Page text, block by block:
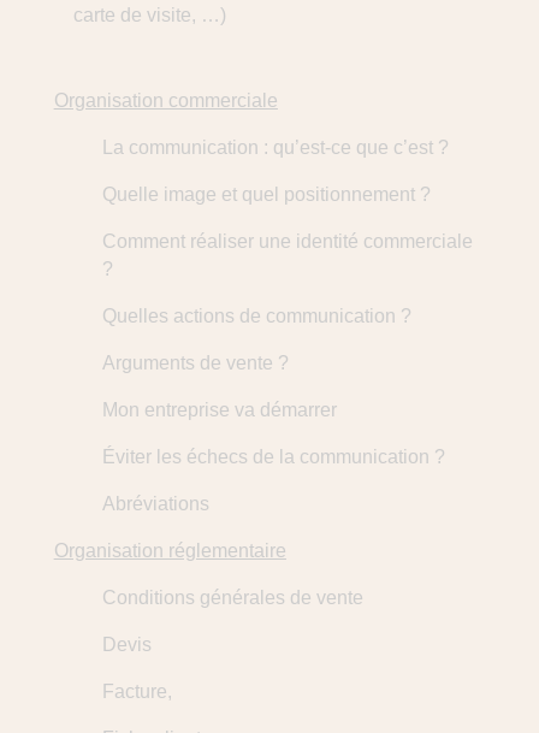
carte de visite, …)
Organisation commerciale
La communication : qu’est-ce que c’est ?
Quelle image et quel positionnement ?
Comment réaliser une identité commerciale
?
Quelles actions de communication ?
Arguments de vente ?
Mon entreprise va démarrer
Éviter les échecs de la communication ?
Abréviations
Organisation réglementaire
Conditions générales de vente
Devis
Facture,